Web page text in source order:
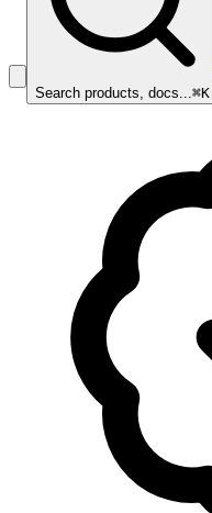
Search products, docs...⌘K